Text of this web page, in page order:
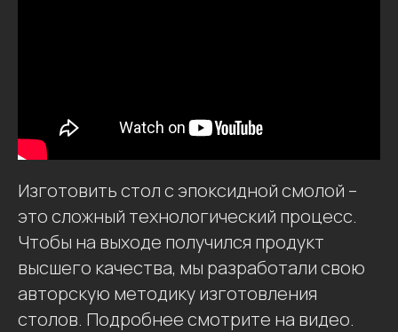
Изготовить стол с эпоксидной смолой –
это сложный технологический процесс.
Чтобы на выходе получился продукт
высшего качества, мы разработали свою
авторскую методику изготовления
столов. Подробнее смотрите на видео.